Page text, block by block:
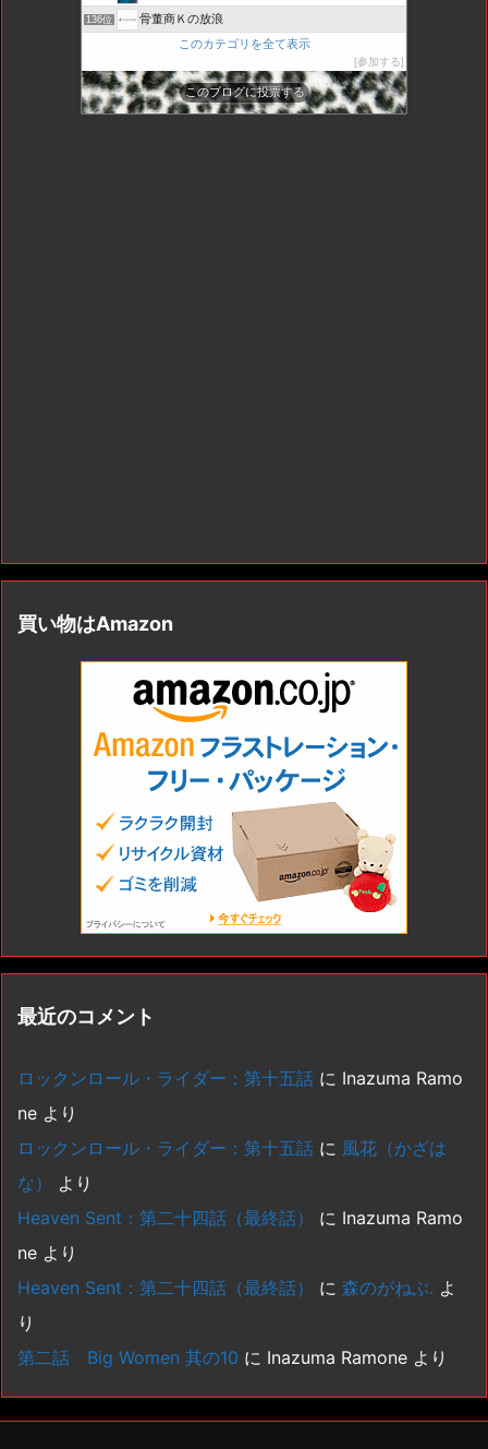
136位
骨董商Ｋの放浪
このカテゴリを全て表示
参加する
このブログに投票する
買い物はAmazon
最近のコメント
ロックンロール・ライダー：第十五話 に Inazuma Ramo
ne より
ロックンロール・ライダー：第十五話 に 風花（かざは
な）
より
Heaven Sent：第二十四話（最終話）
に Inazuma Ramo
ne より
Heaven Sent：第二十四話（最終話）
に 森のがねぶ. よ
り
第二話 Big Women 其の10 に Inazuma Ramone より